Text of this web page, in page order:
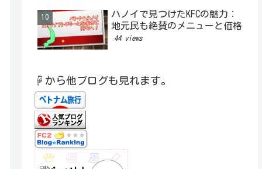
ハノイで見つけたKFCの魅力：
地元民も絶賛のメニューと価格
44 views
☟から他ブログも見れます。